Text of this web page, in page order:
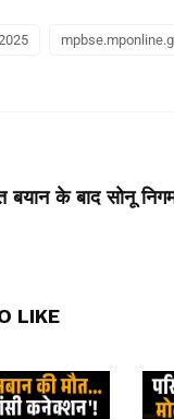
बयान के बाद सोनू
LIKE